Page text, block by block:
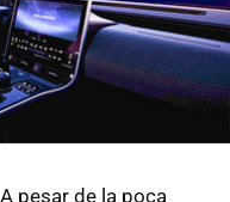
pesar de la poca